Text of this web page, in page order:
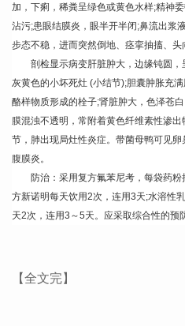
加，下痢，稀粪呈绿色或黄色水样;精神
沾污;患眼结膜炎，眼半开半闭;鼻流出浆
步态不稳，进而突然倒地、痉挛抽搐、头
剖检显示病变肝脏肿大，边缘钝圆，
灰黄色的小坏死灶 (小结节);胆囊肿胀充
酪样物质形成的栓子;肾脏肿大，色泽苍
膜混浊不透明，常附着黄色纤维素性渗
节，肺出现局灶性炎症。带菌母鸭可见
腹膜炎。
防治：采用复方氟苯尼考，每袋药粉
方新诺明每天饮用2次，连用3天;水溶性
天2次，连用3～5天。应采取综合性的预
【全文完】